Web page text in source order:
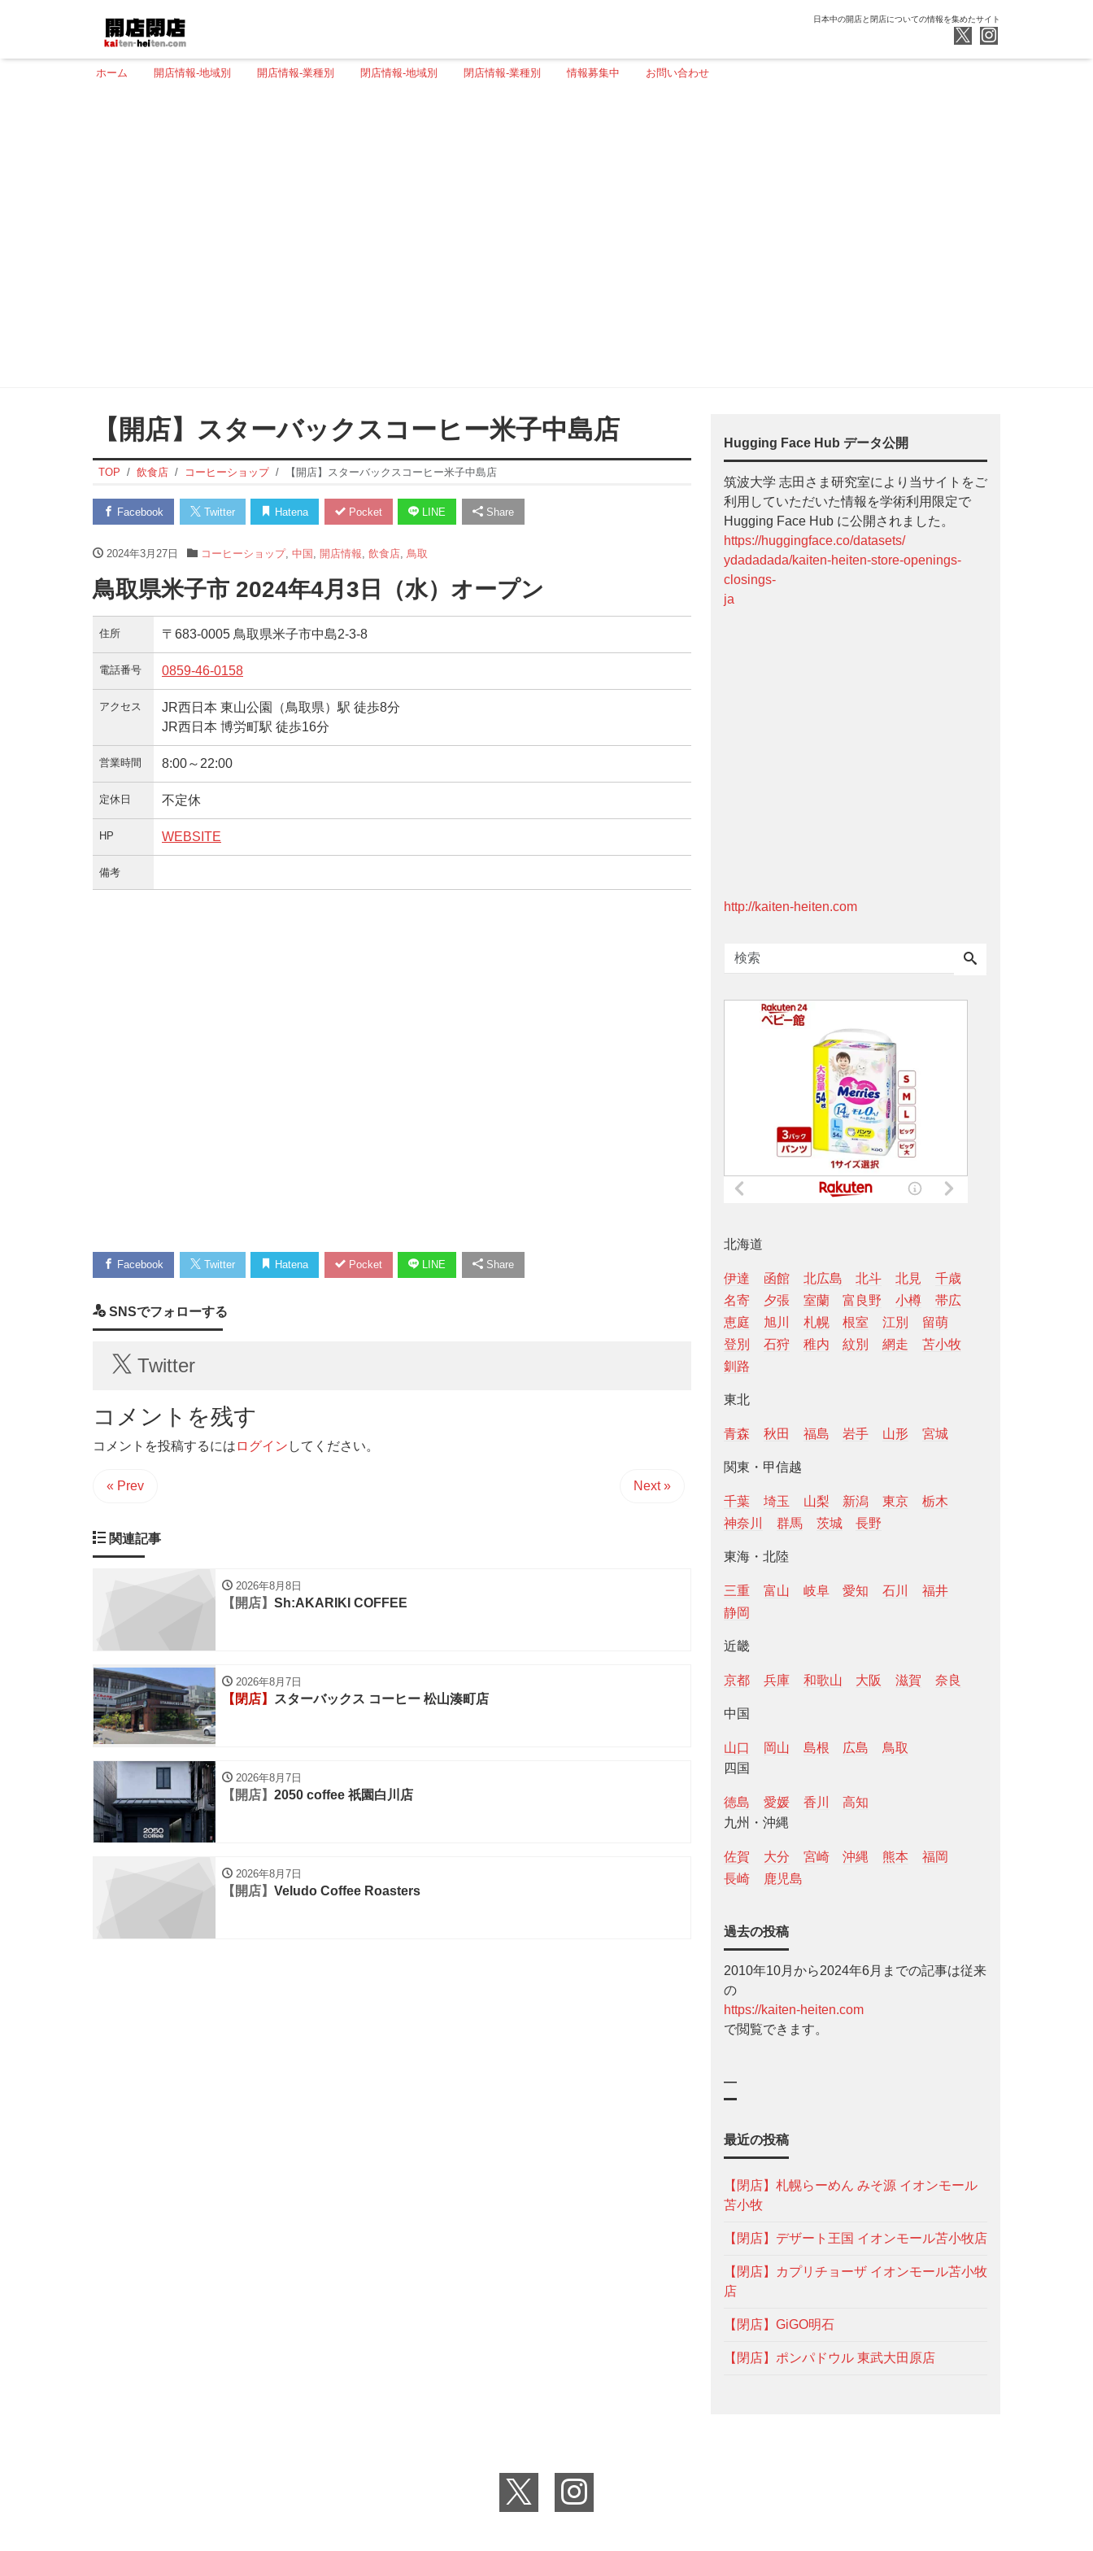
日本中の開店と閉店についての情報を集めたサイト
ホーム 開店情報-地域別 開店情報-業種別 閉店情報-地域別 閉店情報-業種別 情報募集中 お問い合わせ
【開店】スターバックスコーヒー米子中島店
TOP 飲食店 コーヒーショップ 【開店】スターバックスコーヒー米子中島店
Facebook Twitter Hatena Pocket LINE Share
2024年3月27日 コーヒーショップ, 中国 開店情報 飲食店, 鳥取
鳥取県米子市 2024年4月3日（水）オープン
住所 〒683-0005 鳥取県米子市中島2-3-8
電話番号 0859-46-0158
アクセス
JR西日本 東山公園（鳥取県）駅 徒歩8分
JR西日本 博労町駅 徒歩16分
営業時間 8:00～22:00
定休日 不定休
HP WEBSITE
備考
Facebook Twitter Hatena Pocket LINE Share
SNSでフォローする
Twitter
コメントを残す
コメントを投稿するには ログイン してください。
« Prev Next »
関連記事
2026年8月8日
【開店】 Sh:AKARIKI COFFEE
2026年8月7日
【閉店】 スターバックス コーヒー 松山湊町店
2026年8月7日
【開店】 2050 coffee 祇園白川店
2026年8月7日
【開店】 Veludo Coffee Roasters
Hugging Face Hub データ公開
筑波大学 志田さま研究室により当サイトをご
利用していただいた情報を学術利用限定で
Hugging Face Hub に公開されました。
https://huggingface.co/datasets/
ydadadada/kaiten-heiten-store-openings-
closings-
ja
http://kaiten-heiten.com
北海道
伊達 函館 北広島 北斗 北見
千歳
名寄
夕張 室蘭 富良野 小樽
帯広
恵庭
旭川 札幌 根室 江別
留萌
登別
石狩 稚内 紋別 網走
苫小牧
釧路
東北
青森 秋田 福島 岩手 山形 宮城
関東・甲信越
千葉 埼玉 山梨 新潟 東京
栃木
神奈川
群馬 茨城 長野
東海・北陸
三重 富山 岐阜 愛知 石川
福井
静岡
近畿
京都 兵庫 和歌山 大阪 滋賀 奈良
中国
山口 岡山 島根 広島
鳥取
四国
徳島 愛媛 香川
高知
九州・沖縄
佐賀 大分 宮崎 沖縄 熊本
福岡
長崎
鹿児島
過去の投稿
2010年10月から2024年6月までの記事は従来
の
https://kaiten-heiten.com
で閲覧できます。
—
最近の投稿
【閉店】札幌らーめん みそ源 イオンモール
苫小牧
【閉店】デザート王国 イオンモール苫小牧店
【閉店】カプリチョーザ イオンモール苫小牧
店
【閉店】GiGO明石
【閉店】ポンパドウル 東武大田原店